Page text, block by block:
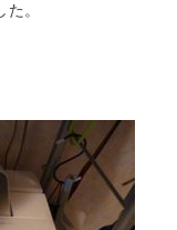
。